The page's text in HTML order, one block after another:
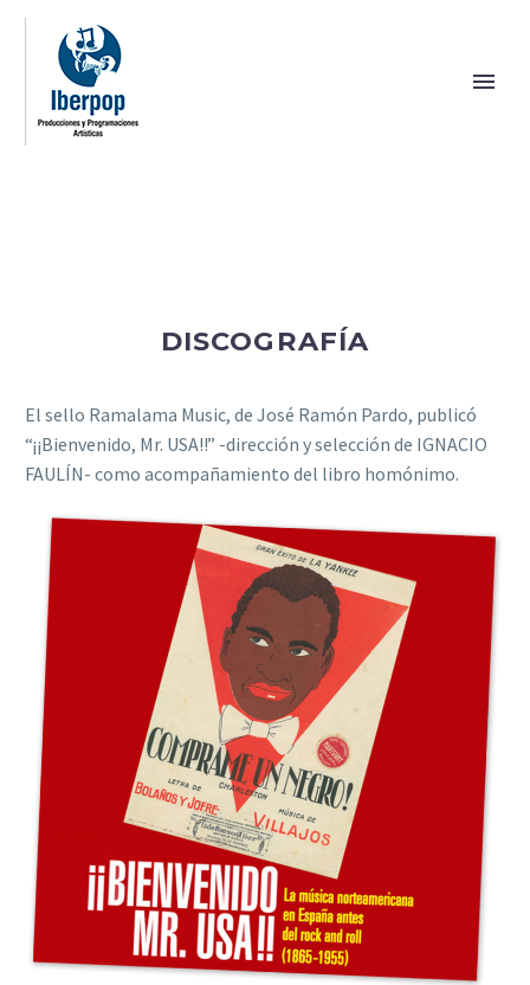
DISCOGRAFÍA
El sello Ramalama Music, de José Ramón Pardo, publicó
“¡¡Bienvenido, Mr. USA!!” -dirección y selección de IGNACIO
FAULÍN- como acompañamiento del libro homónimo.